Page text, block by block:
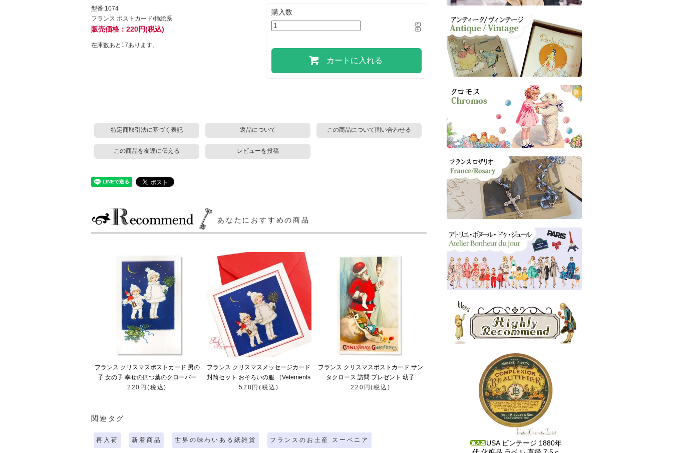
型番:1074
フランス ポストカード/挿絵系
販売価格：220円(税込)
在庫数あと17あります。
購入数
カートに入れる
特定商取引法に基づく表記 返品について この商品について問い合わせる
この商品を友達に伝える レビューを投稿
あなたにおすすめの商品
フランス クリスマスポストカード 男の
子 女の子 幸せの四つ葉のクローバー
ブルーリボン
220円(税込)
フランス クリスマスメッセージカード
封筒セット おそろいの服 （Vetements
assortis）
528円(税込)
フランス クリスマスポストカード サン
タクロース 訪問 プレゼント 幼子
（Christmas Greetings A）
220円(税込)
関連タグ
再入荷 新着商品 世界の味わいある紙雑貨 フランスのお土産 スーベニア
USA ビンテージ 1880年